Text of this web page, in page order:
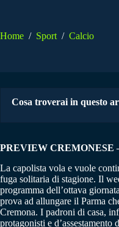
Home / Sport / Calcio
Cosa troverai in questo
PREVIEW CREMONESE
La capolista vola e vuole
fuga solitaria di stagione. Il
programma dell’ottava
prova ad allungare il Parma
Cremona. I padroni di casa,
protagonisti e d’assestamento